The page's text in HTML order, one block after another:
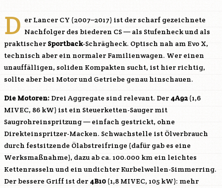
D er Lancer CY (2007–2017) ist der scharf gezeichnete
Nachfolger des biederen CS — als Stufenheck und als
praktischer Sportback-Schrägheck. Optisch nah am Evo X,
technisch aber ein normaler Familienwagen. Wer einen
unauffälligen, soliden Kompakten sucht, ist hier richtig,
sollte aber bei Motor und Getriebe genau hinschauen.
Die Motoren: Drei Aggregate sind relevant. Der 4A92 (1,6
MIVEC, 86 kW) ist ein Steuerketten-Sauger mit
Saugrohreinspritzung — einfach gestrickt, ohne
Direkteinspritzer-Macken. Schwachstelle ist Ölverbrauch
durch festsitzende Ölabstreifringe (dafür gab es eine
Werksmaßnahme), dazu ab ca. 100.000 km ein leichtes
Kettenrasseln und ein undichter Kurbelwellen-Simmerring.
Der bessere Griff ist der 4B10 (1,8 MIVEC, 105 kW): mehr